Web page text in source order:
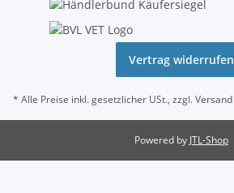
Vertrag widerrufen
* Alle Preise inkl. gesetzlicher USt., zzgl.Versand
Powered by JTL-Shop